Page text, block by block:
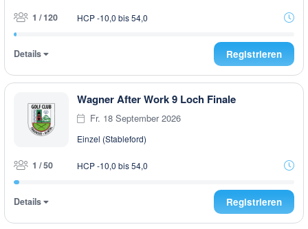
1 / 120 HCP -10,0 bis 54,0
Details Registrieren
Wagner After Work 9 Loch Finale
Fr. 18 September 2026
Einzel (Stableford)
1 / 50 HCP -10,0 bis 54,0
Details Registrieren